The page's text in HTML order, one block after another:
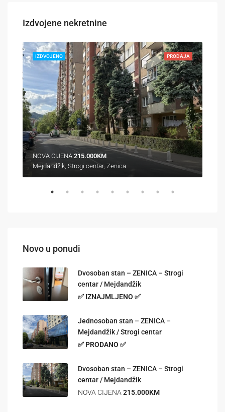
Izdvojene nekretnine
PRODAJA
IZDVOJENO
NOVA CIJENA 215.000KM
Mejdandžik, Strogi centar, Zenica
Novo u ponudi
Dvosoban stan – ZENICA – Strogi
centar / Mejdandžik
✅ IZNAJMLJENO ✅
Jednosoban stan – ZENICA –
Mejdandžik / Strogi centar
✅ PRODANO ✅
Dvosoban stan – ZENICA – Strogi
centar / Mejdandžik
NOVA CIJENA 215.000KM